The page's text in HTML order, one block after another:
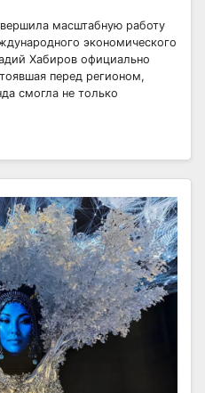
масштабную работу
экономического
Хабиров официально
перед регионом,
смогла не только